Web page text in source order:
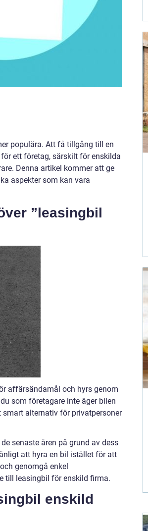
populära. Att få tillgång till en
ett företag, särskilt för enskilda
Denna artikel kommer att ge
aspekter som kan vara
”leasingbil
affärsändamål och hyrs genom
som företagare inte äger bilen
alternativ för privatpersoner
senaste åren på grund av dess
att hyra en bil istället för att
genomgå enkel
till leasingbil för enskild firma.
enskild